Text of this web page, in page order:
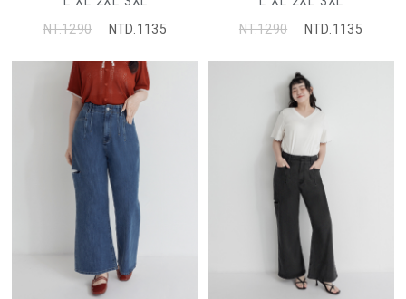
NT.1290
NTD.1135
NT.1290
NTD.1135